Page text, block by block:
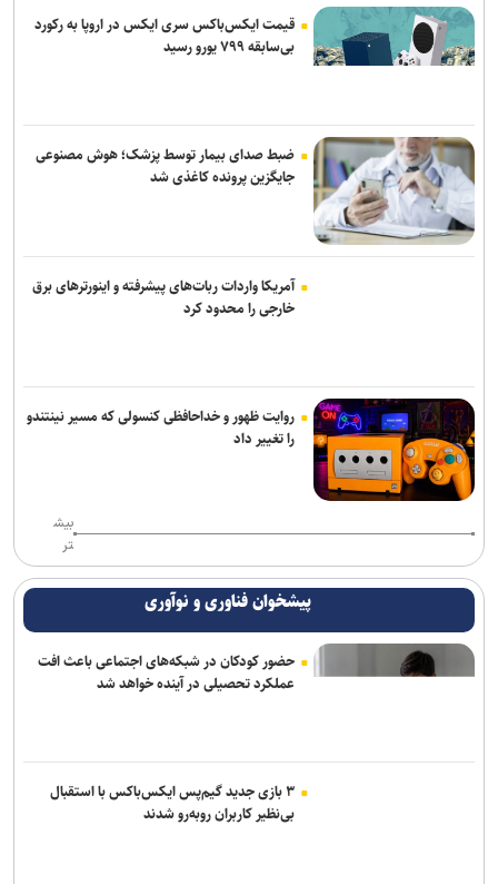
قیمت ایکس‌باکس سری ایکس در اروپا به رکورد
بی‌سابقه ۷۹۹ یورو رسید
ضبط صدای بیمار توسط پزشک؛ هوش مصنوعی
جایگزین پرونده کاغذی شد
آمریکا واردات ربات‌های پیشرفته و اینورترهای برق
خارجی را محدود کرد
روایت ظهور و خداحافظی کنسولی که مسیر نینتندو
را تغییر داد
بیش
تر
پیشخوان فناوری و نوآوری
حضور کودکان در شبکه‌های اجتماعی باعث افت
عملکرد تحصیلی در آینده خواهد شد
۳ بازی جدید گیم‌پس ایکس‌باکس با استقبال
بی‌نظیر کاربران روبه‌رو شدند